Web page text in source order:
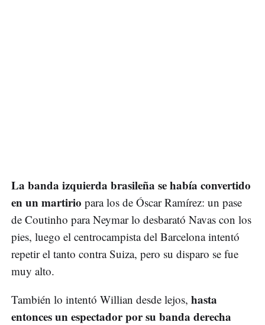
La banda izquierda brasileña se había convertido
en un martirio para los de Óscar Ramírez: un pase
de Coutinho para Neymar lo desbarató Navas con los
pies, luego el centrocampista del Barcelona intentó
repetir el tanto contra Suiza, pero su disparo se fue
muy alto.
También lo intentó Willian desde lejos, hasta
entonces un espectador por su banda derecha